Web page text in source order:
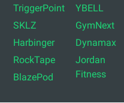
TriggerPoint
SKLZ
Harbinger
RockTape
BlazePod
YBELL
GymNext
Dynamax
Jordan
Fitness